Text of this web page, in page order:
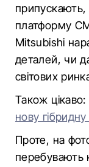
платформу
Mitsubishi
деталей, чи
світових
Також цікаво:
нову
Проте, на
перебувають